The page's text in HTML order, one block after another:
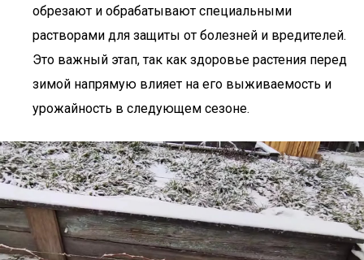
обрезают и обрабатывают специальными
растворами для защиты от болезней и вредителей.
Это важный этап, так как здоровье растения перед
зимой напрямую влияет на его выживаемость и
урожайность в следующем сезоне.